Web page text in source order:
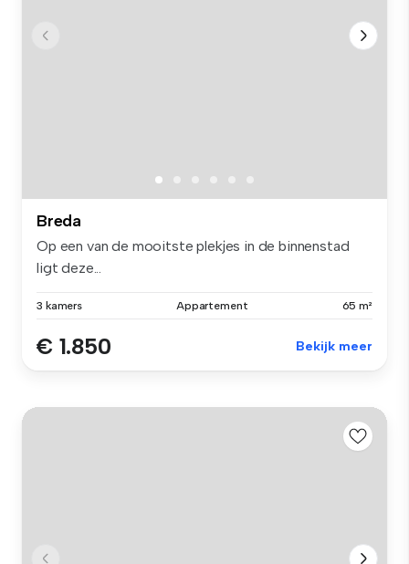
Breda
Op een van de mooitste plekjes in de binnenstad
ligt deze...
3 kamers Appartement 65 m²
€ 1.850 Bekijk meer